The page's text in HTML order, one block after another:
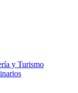
y Turismo